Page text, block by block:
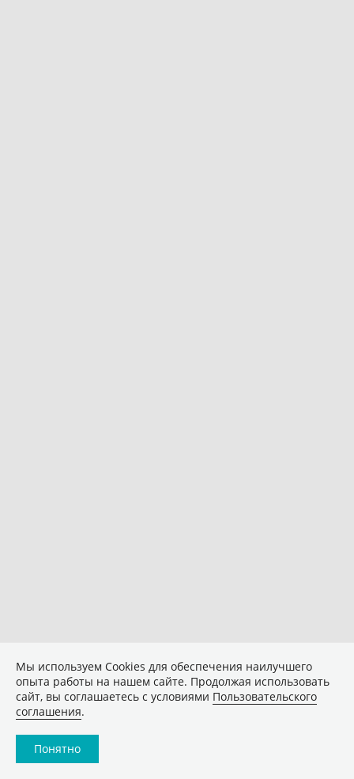
Мы используем Сookies для обеспечения наилучшего
опыта работы на нашем сайте. Продолжая использовать
сайт, вы соглашаетесь с условиями Пользовательского
соглашения.
Понятно